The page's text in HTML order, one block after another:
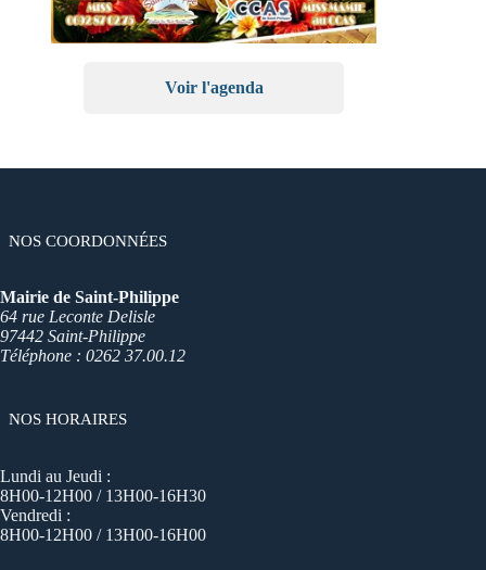
Voir l'agenda
NOS COORDONNÉES
Mairie de Saint-Philippe
64 rue Leconte Delisle
97442 Saint-Philippe
Téléphone : 0262 37.00.12
NOS HORAIRES
Lundi au Jeudi :
8H00-12H00 / 13H00-16H30
Vendredi :
8H00-12H00 / 13H00-16H00